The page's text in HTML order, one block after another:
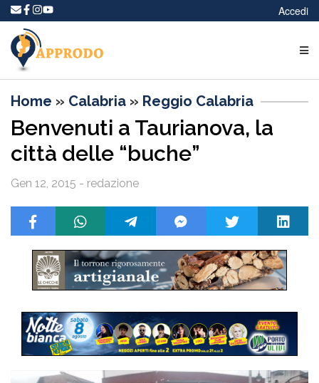
Accedi
Home » Calabria » Reggio Calabria
Benvenuti a Taurianova, la
città delle “buche”
Gen 12, 2015 - redazione